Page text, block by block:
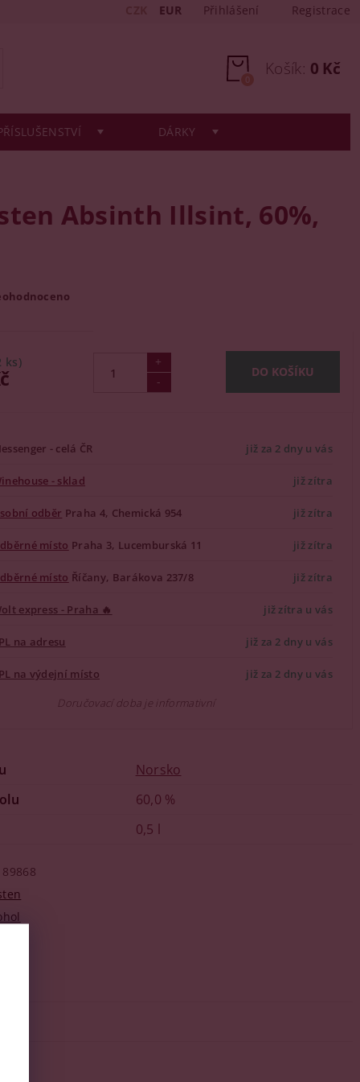
EUR Přihlášení Registrace
Košík: 0 Kč
0
DÁRKY
Absinth Illsint, 60%,
ks)
- celá ČR již za 2 dny u vás
- sklad již zítra
odběr Praha 4, Chemická 954 již zítra
místo Praha 3, Lucemburská 11 již zítra
místo Říčany, Barákova 237/8 již zítra
express - Praha 🔥 již zítra u vás
na adresu již za 2 dny u vás
na výdejní místo
již za 2 dny u vás
Doručovací doba je informativní
Norsko
60,0 %
0,5 l
89868